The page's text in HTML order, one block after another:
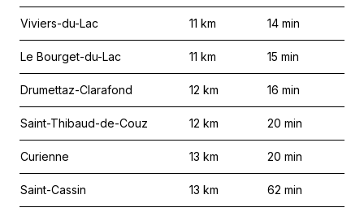
Viviers-du-Lac 11 km 14 min
Le Bourget-du-Lac 11 km 15 min
Drumettaz-Clarafond 12 km 16 min
Saint-Thibaud-de-Couz 12 km 20 min
Curienne 13 km 20 min
Saint-Cassin 13 km 62 min